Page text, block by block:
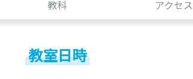
教科 アクセス
教室日時